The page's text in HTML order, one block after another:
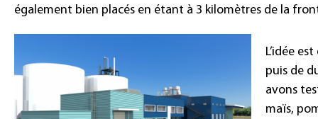
également bien placés en étant à 3 kilomètres de la
L’idée
puis de
avons
maïs,